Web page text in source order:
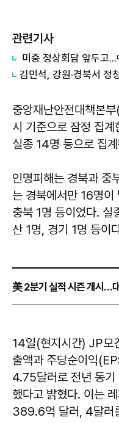
관련기사
미중 정상회담 앞두고
중앙재난안전대책본
시 기준으로 잠정 집
실종 14명 등으로 집
인명피해는 경북과 중
는 경북에서만 16명
충북 1명 등이었다.
산 1명, 경기 1명 등이
美 2분기 실적 시즌 개시…
14일(현지시간) JP모
출액과 주당순이익
4.75달러로 전년 동
했다고 밝혔다. 이는
389.6억 달러, 4달러